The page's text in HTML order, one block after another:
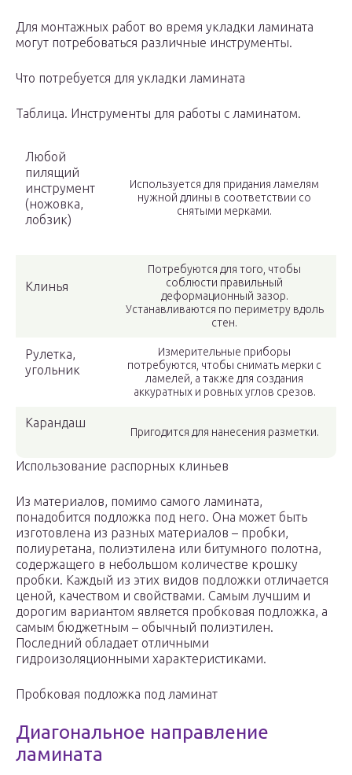
Для монтажных работ во время укладки ламината
могут потребоваться различные инструменты.
Что потребуется для укладки ламината
Таблица. Инструменты для работы с ламинатом.
Любой
пилящий
инструмент
(ножовка,
лобзик)
Используется для придания ламелям
нужной длины в соответствии со
снятыми мерками.
Клинья
Потребуются для того, чтобы
соблюсти правильный
деформационный зазор.
Устанавливаются по периметру вдоль
стен.
Рулетка,
угольник
Измерительные приборы
потребуются, чтобы снимать мерки с
ламелей, а также для создания
аккуратных и ровных углов срезов.
Карандаш
Пригодится для нанесения разметки.
Использование распорных клиньев
Из материалов, помимо самого ламината,
понадобится подложка под него. Она может быть
изготовлена из разных материалов – пробки,
полиуретана, полиэтилена или битумного полотна,
содержащего в небольшом количестве крошку
пробки. Каждый из этих видов подложки отличается
ценой, качеством и свойствами. Самым лучшим и
дорогим вариантом является пробковая подложка, а
самым бюджетным – обычный полиэтилен.
Последний обладает отличными
гидроизоляционными характеристиками.
Пробковая подложка под ламинат
Диагональное направление
ламината